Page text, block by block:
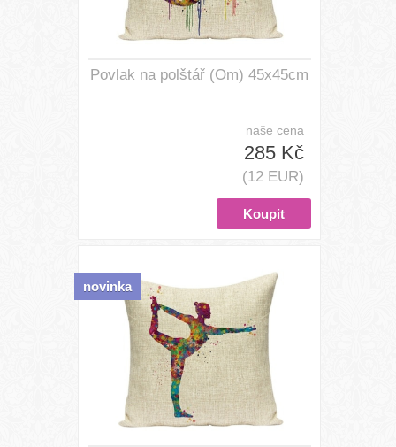
Povlak na polštář (Om) 45x45cm
naše cena
285 Kč
(12 EUR)
novinka